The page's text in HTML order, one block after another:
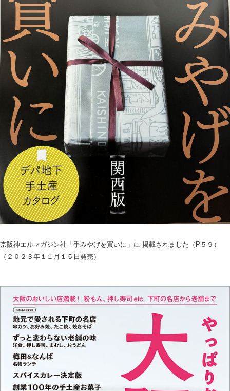
京阪神エルマガジン社「手みやげを買いに」に 掲載されました（P５９）
（２０２３年１１月１５日発売）